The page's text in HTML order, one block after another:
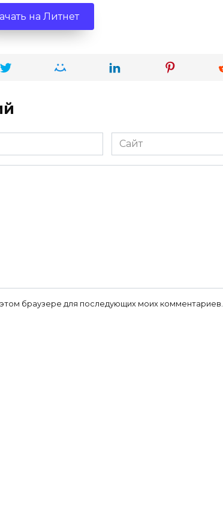
на Литнет
Сайт
браузере для последующих моих комментариев.